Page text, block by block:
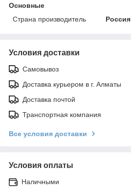
Основные
Страна производитель
Россия
Условия доставки
Самовывоз
Доставка курьером в г. Алматы
Доставка почтой
Транспортная компания
Все условия доставки
Условия оплаты
Наличными